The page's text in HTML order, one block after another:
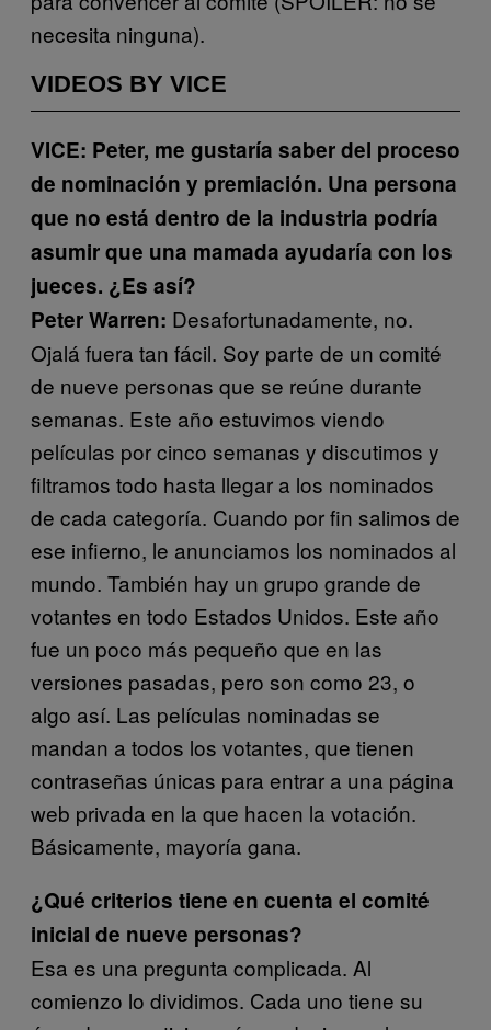
necesita ninguna).
VIDEOS BY VICE
VICE: Peter, me gustaría saber del proceso
de nominación y premiación. Una persona
que no está dentro de la industria podría
asumir que una mamada ayudaría con los
jueces. ¿Es así?
Peter Warren: Desafortunadamente, no.
Ojalá fuera tan fácil. Soy parte de un comité
de nueve personas que se reúne durante
semanas. Este año estuvimos viendo
películas por cinco semanas y discutimos y
filtramos todo hasta llegar a los nominados
de cada categoría. Cuando por fin salimos de
ese infierno, le anunciamos los nominados al
mundo. También hay un grupo grande de
votantes en todo Estados Unidos. Este año
fue un poco más pequeño que en las
versiones pasadas, pero son como 23, o
algo así. Las películas nominadas se
mandan a todos los votantes, que tienen
contraseñas únicas para entrar a una página
web privada en la que hacen la votación.
Básicamente, mayoría gana.
¿Qué criterios tiene en cuenta el comité
inicial de nueve personas?
Esa es una pregunta complicada. Al
comienzo lo dividimos. Cada uno tiene su